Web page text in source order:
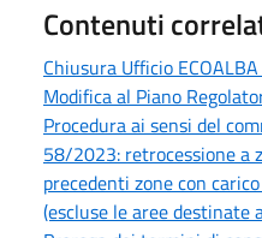
Contenuti
Chiusura Ufficio
Modifica al Piano
Procedura ai sensi del
58/2023: retrocessione a
precedenti zone con
(escluse le aree destinate